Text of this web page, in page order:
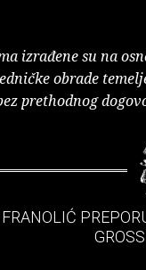
izrađene su na
obrade
prethodnog